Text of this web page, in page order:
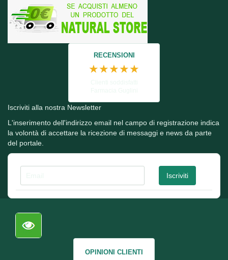
RECENSIONI
★★★★★
Iscriviti alla nostra Newsletter
L'inserimento dell'indirizzo email nel campo di registrazione indica
la volontà di accettare la ricezione di messaggi e news da parte
del portale.
OPINIONI CLIENTI